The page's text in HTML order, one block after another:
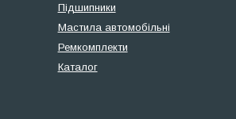
Підшипники
Мастила автомобільні
Ремкомплекти
Каталог